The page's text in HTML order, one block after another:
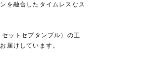
を融合したタイムレスなス
ットセプタンブル）の正
届けしています。